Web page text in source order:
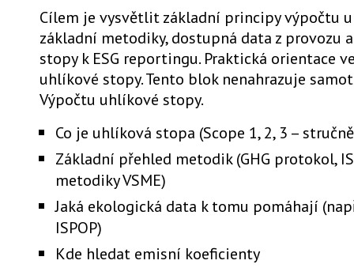
Cílem je vysvětlit základní principy výpočtu
základní metodiky, dostupná data z provozu
stopy k ESG reportingu. Praktická orientace
uhlíkové stopy. Tento blok nenahrazuje
Výpočtu uhlíkové stopy.
Co je uhlíková stopa (Scope 1, 2, 3 –
Základní přehled metodik (GHG protokol,
metodiky VSME)
Jaká ekologická data k tomu pomáhají
ISPOP)
Kde hledat emisní koeficienty